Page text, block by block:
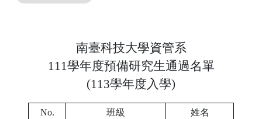
南臺科技大學資管系
111學年度預備研究生通過名單
(113學年度入學)
No. 班級
姓名